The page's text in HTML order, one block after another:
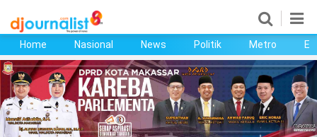
Home
Nasional
News
Home Nasional News Politik Metro